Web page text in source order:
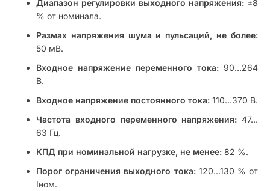
Диапазон регулировки выходного напряжения: ±8
% от номинала.
Размах напряжения шума и пульсаций, не более:
50 мВ.
Входное напряжение переменного тока: 90…264
В.
Входное напряжение постоянного тока: 110…370 В.
Частота входного переменного напряжения: 47…
63 Гц.
КПД при номинальной нагрузке, не менее: 82 %.
Порог ограничения выходного тока:120…130 % от
Iном.